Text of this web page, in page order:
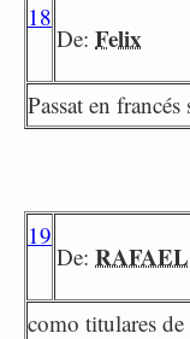
18
De: Felix
Passat en
19
De: RAFAEL
como titulares